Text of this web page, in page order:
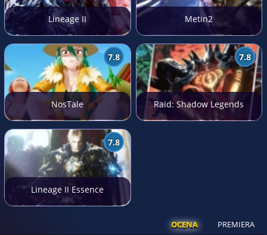
Lineage II Metin2
7.8
NosTale
7.8
Raid: Shadow Legends
7.8
Lineage II Essence
OCENA PREMIERA